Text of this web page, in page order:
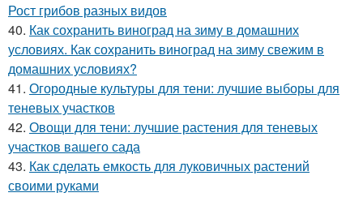
Рост грибов разных видов
40. Как сохранить виноград на зиму в домашних
условиях. Как сохранить виноград на зиму свежим в
домашних условиях?
41. Огородные культуры для тени: лучшие выборы для
теневых участков
42. Овощи для тени: лучшие растения для теневых
участков вашего сада
43. Как сделать емкость для луковичных растений
своими руками